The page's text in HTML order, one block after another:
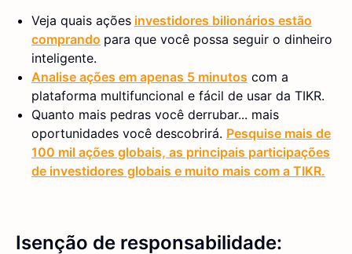
Veja quais ações investidores bilionários estão
comprando para que você possa seguir o dinheiro
inteligente.
Analise ações em apenas 5 minutos com a
plataforma multifuncional e fácil de usar da TIKR.
Quanto mais pedras você derrubar... mais
oportunidades você descobrirá. Pesquise mais de
100 mil ações globais, as principais participações
de investidores globais e muito mais com a TIKR.
Isenção de responsabilidade: